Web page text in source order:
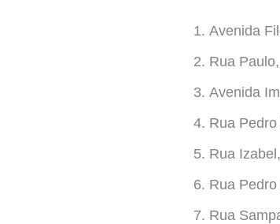
Avenida
Rua
Avenida
Rua
Rua
Rua
Rua